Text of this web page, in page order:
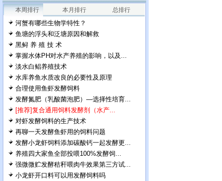
本周排行 本月排行 总排行
河蟹有哪些生物学特性？
鱼塘的浮头和泛塘原因和解救
黑鲟 养 殖 技 术
掌握水体PH对水产养殖的影响，以及...
淡水白鲳养殖技术
水库养鱼水质改良的必要性及原理
合理使用鱼虾发酵饲料
发酵氮肥（乳酸菌泡肥）—选择性培育...
[推荐]复合通用饲料发酵剂（水产...
对虾发酵饲料的生产技术
再聊一天发酵鱼虾用的饲料问题
发酵小龙虾饲料添加碳酸钙一起发酵更...
养殖四大家鱼全部投喂100%发酵饲...
强微微贮发酵秸秆喂肉牛效果第三方试...
小龙虾开口料可以用发酵饲料吗